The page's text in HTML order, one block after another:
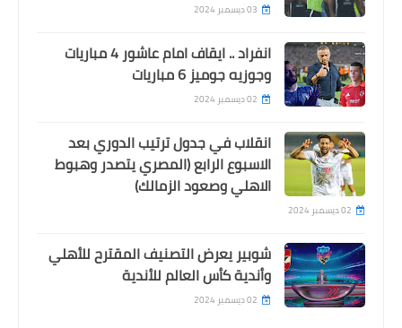
03 ديسمبر 2024
انفراد .. ايقاف امام عاشور 4 مباريات
وجوزيه جوميز 6 مباريات
02 ديسمبر 2024
انقلاب في جدول ترتيب الدوري بعد
الاسبوع الرابع (المصري يتصدر وهبوط
الاهلي وصعود الزمالك)
02 ديسمبر 2024
شوبير يعرض التصنيف المقترح للأهلي
وأندية كأس العالم للأندية
02 ديسمبر 2024